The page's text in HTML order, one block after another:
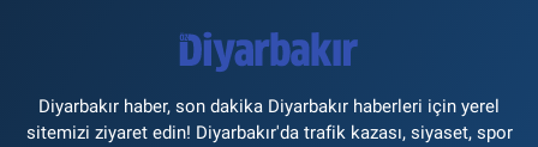
Diyarbakır haber, son dakika Diyarbakır haberleri için yerel
sitemizi ziyaret edin! Diyarbakır'da trafik kazası, siyaset, spor